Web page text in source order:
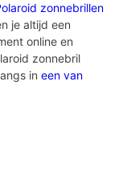
zonnebrillen
je altijd een
online en
zonnebril
in een van